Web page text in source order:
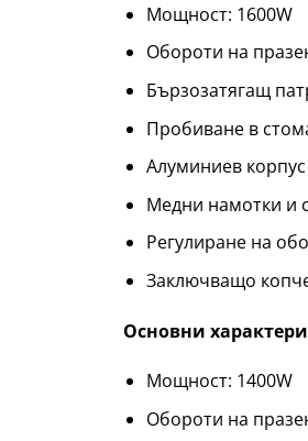
Мощност: 1600W
Обороти на
Бързозатягащ
Пробиване в
Алуминиев
Медни намотки и
Регулиране на
Заключващо
Основни
Мощност: 1400W
Обороти на